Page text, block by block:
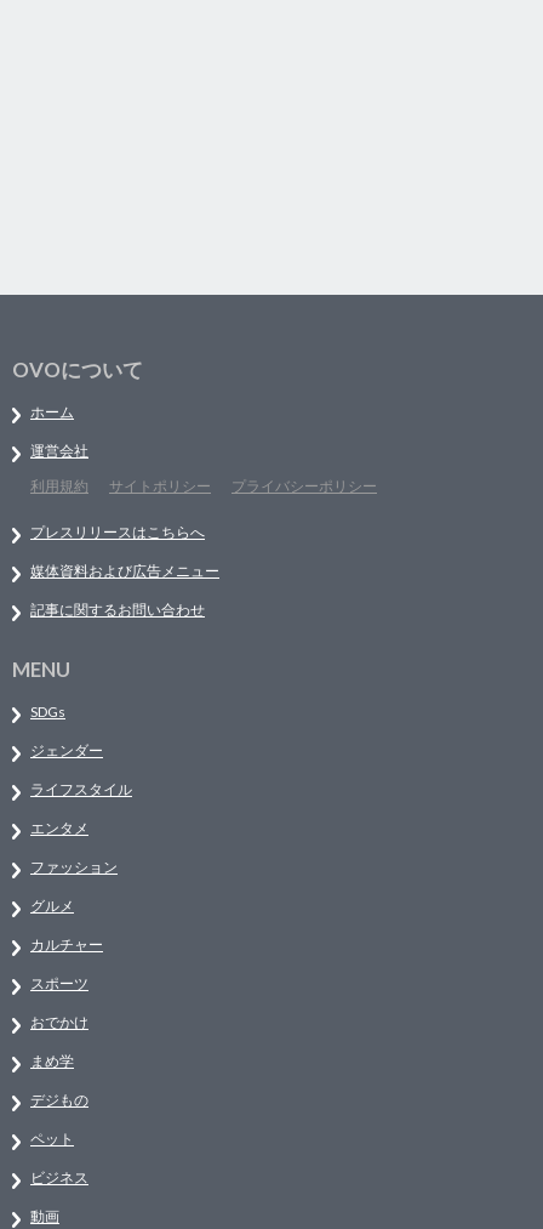
OVOについて
ホーム
運営会社
利用規約
サイトポリシー プライバシーポリシー
プレスリリースはこちらへ
媒体資料および広告メニュー
記事に関するお問い合わせ
MENU
SDGs
ジェンダー
ライフスタイル
エンタメ
ファッション
グルメ
カルチャー
スポーツ
おでかけ
まめ学
デジもの
ペット
ビジネス
動画